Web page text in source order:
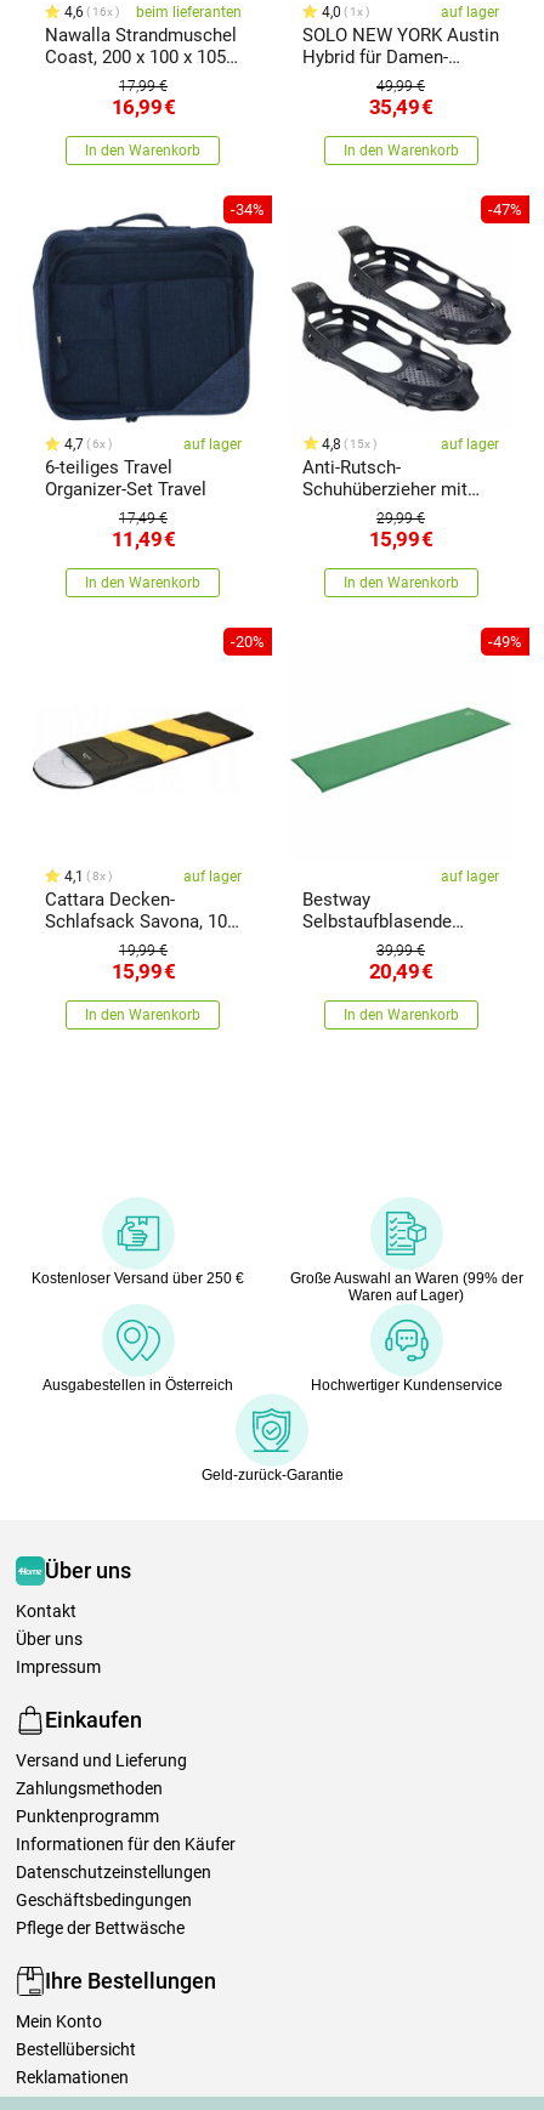
4,6 16x beim lieferanten
Nawalla Strandmuschel
Coast, 200 x 100 x 105
17,99 €
16,99€
In den Warenkorb
4,0 1x auf lager
SOLO NEW YORK Austin
Hybrid für Damen-
Rucksack für NB,
Schwarz
49,99 €
35,49€
In den Warenkorb
-34%
4,7 6x auf lager
6-teiliges Travel
Organizer-Set Travel
17,49 €
11,49€
In den Warenkorb
-47%
4,8 15x auf lager
Anti-Rutsch-
Schuhüberzieher mit
Spikes, Größe 42-46
29,99 €
15,99€
In den Warenkorb
-20%
4,1 8x auf lager
Cattara Decken-
Schlafsack Savona, 10
19,99 €
15,99€
In den Warenkorb
-49%
auf lager
Bestway
Selbstaufblasende
Auto-Matte 180 x 50 x
2,5 cm, grün
39,99 €
20,49€
In den Warenkorb
Kostenloser Versand über 250 €
Große Auswahl an Waren (99% der
Waren auf Lager)
Ausgabestellen in Österreich Hochwertiger Kundenservice
Geld-zurück-Garantie
Über uns
Kontakt
Über uns
Impressum
Einkaufen
Versand und Lieferung
Zahlungsmethoden
Punktenprogramm
Informationen für den Käufer
Datenschutzeinstellungen
Geschäftsbedingungen
Pflege der Bettwäsche
Ihre Bestellungen
Mein Konto
Bestellübersicht
Reklamationen